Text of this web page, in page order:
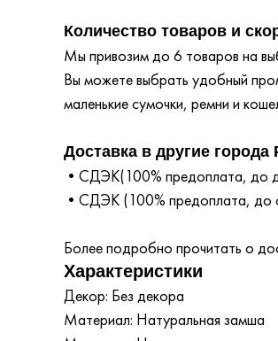
Количество товаров и
Мы привозим до 6 товаров на
Вы можете выбрать удобный
маленькие сумочки, ремни и
Доставка в другие города
•СДЭК(100% предоплата, до
•СДЭК (100% предоплата, до
Более подробно прочитать о
Характеристики
Декор: Без декора
Материал: Натуральная замша